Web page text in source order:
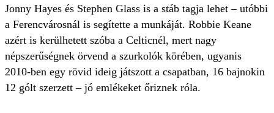
Jonny Hayes és Stephen Glass is a stáb tagja lehet – utóbbi
a Ferencvárosnál is segítette a munkáját. Robbie Keane
azért is kerülhetett szóba a Celticnél, mert nagy
népszerűségnek örvend a szurkolók körében, ugyanis
2010-ben egy rövid ideig játszott a csapatban, 16 bajnokin
12 gólt szerzett – jó emlékeket őriznek róla.